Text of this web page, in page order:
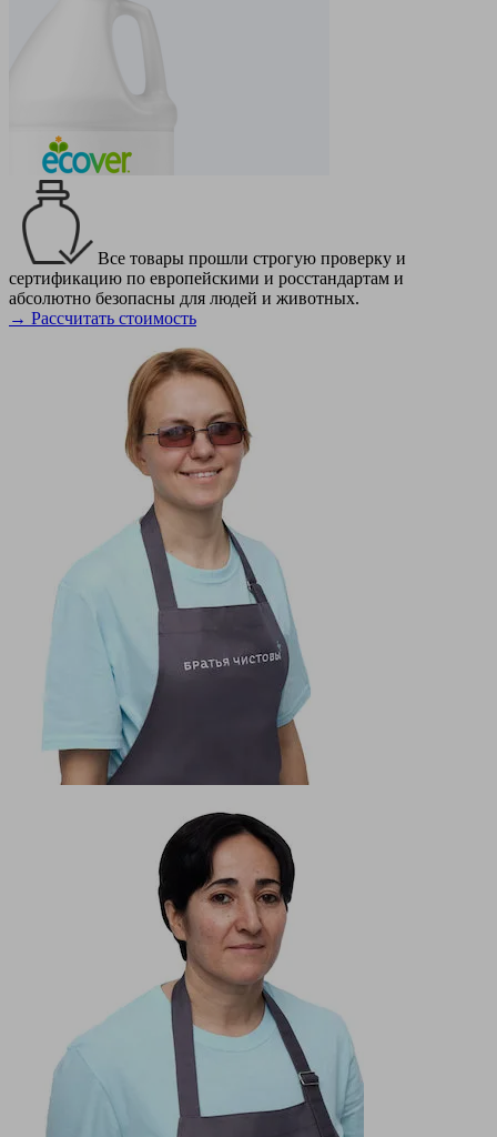
Все товары прошли строгую проверку и
сертификацию по европейскими и росстандартам и
абсолютно безопасны для людей и животных.
→ Рассчитать стоимость